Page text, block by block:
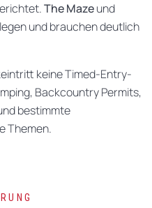
The Mazeund
und brauchen deutlich
keine Timed-Entry-
Backcountry Permits,
bestimmte
Themen.